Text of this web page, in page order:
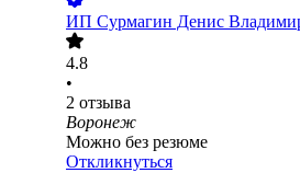
ИП Сурмагин Денис
4.8
•
2 отзыва
Воронеж
Можно без резюме
Откликнуться